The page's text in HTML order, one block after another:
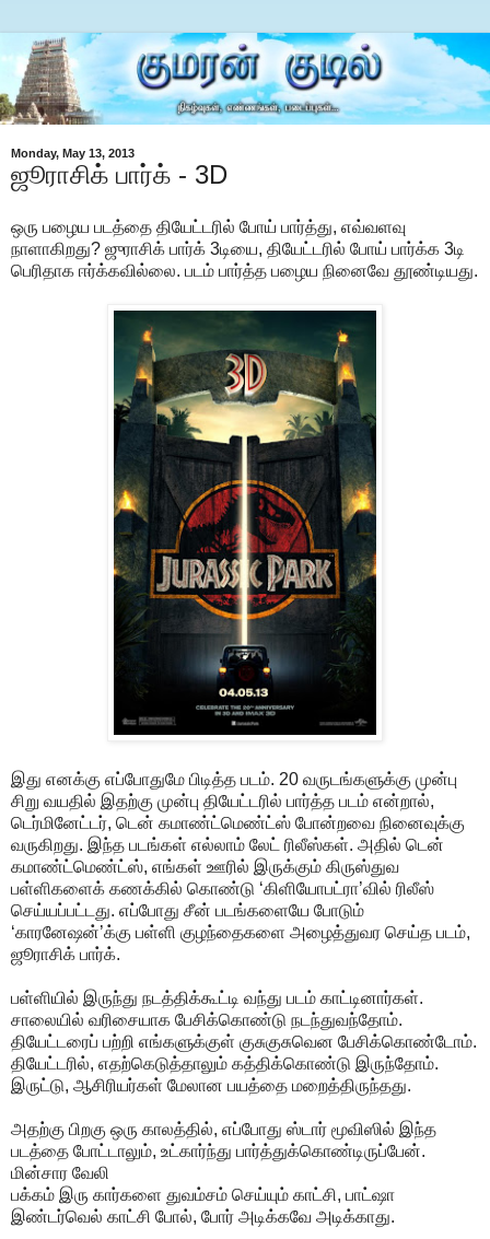
Monday, May 13, 2013
ஜூராசிக் பார்க் - 3D
ஒரு பழைய படத்தை தியேட்டரில் போய் பார்த்து, எவ்வளவு
நாளாகிறது? ஜுராசிக் பார்க் 3டியை, தியேட்டரில் போய் பார்க்க 3டி
பெரிதாக ஈர்க்கவில்லை. படம் பார்த்த பழைய நினைவே தூண்டியது.
இது எனக்கு எப்போதுமே பிடித்த படம். 20 வருடங்களுக்கு முன்பு
சிறு வயதில் இதற்கு முன்பு தியேட்டரில் பார்த்த படம் என்றால்,
டெர்மினேட்டர், டென் கமாண்ட்மெண்ட்ஸ் போன்றவை நினைவுக்கு
வருகிறது. இந்த படங்கள் எல்லாம் லேட் ரிலீஸ்கள். அதில் டென்
கமாண்ட்மெண்ட்ஸ், எங்கள் ஊரில் இருக்கும் கிருஸ்துவ
பள்ளிகளைக் கணக்கில் கொண்டு ‘கிளியோபட்ரா’வில் ரிலீஸ்
செய்யப்பட்டது. எப்போது சீன் படங்களையே போடும்
‘காரனேஷன்’க்கு பள்ளி குழந்தைகளை அழைத்துவர செய்த படம்,
ஜூராசிக் பார்க்.
பள்ளியில் இருந்து நடத்திக்கூட்டி வந்து படம் காட்டினார்கள்.
சாலையில் வரிசையாக பேசிக்கொண்டு நடந்துவந்தோம்.
தியேட்டரைப் பற்றி எங்களுக்குள் குசுகுசுவென பேசிக்கொண்டோம்.
தியேட்டரில், எதற்கெடுத்தாலும் கத்திக்கொண்டு இருந்தோம்.
இருட்டு, ஆசிரியர்கள் மேலான பயத்தை மறைத்திருந்தது.
அதற்கு பிறகு ஒரு காலத்தில், எப்போது ஸ்டார் மூவிஸில் இந்த
படத்தை போட்டாலும், உட்கார்ந்து பார்த்துக்கொண்டிருப்பேன்.
மின்சார வேலி
பக்கம் இரு கார்களை துவம்சம் செய்யும் காட்சி, பாட்ஷா
இண்டர்வெல் காட்சி போல், போர் அடிக்கவே அடிக்காது.